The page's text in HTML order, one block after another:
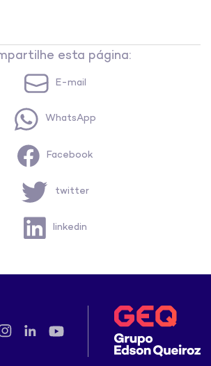
esta página:
E-mail
WhatsApp
Facebook
twitter
linkedin